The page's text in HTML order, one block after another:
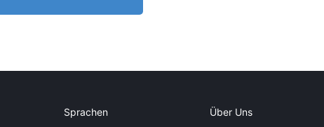
Sprachen Über Uns